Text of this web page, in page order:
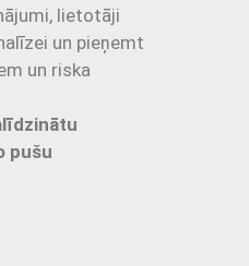
lietotāji
un pieņemt
un riska
pušu